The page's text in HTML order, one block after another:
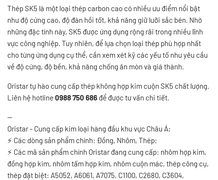
Thép SK5 là một loại thép carbon cao có nhiều ưu điểm nổi bật
như độ cứng cao, độ đàn hồi tốt, khả năng giữ lưỡi sắc bén. Nhờ
những đặc tính này, SK5 được ứng dụng rộng rãi trong nhiều lĩnh
vực công nghiệp. Tuy nhiên, để lựa chọn loại thép phù hợp nhất
cho từng ứng dụng cụ thể, cần xem xét kỹ các yếu tố như yêu cầu
về độ cứng, độ bền, khả năng chống ăn mòn và giá thành.
Oristar tự hào cung cấp thép không hợp kim cuộn SK5 chất lượng.
Liên hệ hotline 0988 750 686 để được tư vấn chi tiết.
--
Oristar - Cung cấp kim loại hàng đầu khu vực Châu Á;
⚡ Các dòng sản phẩm chính: Đồng, Nhôm, Thép;
⚡ Các mã sản phẩm chính Oristar đang cung cấp: nhôm hợp kim,
đồng hợp kim, nhôm tấm hợp kim, nhôm cuộn mác, thép công cụ,
thép đặt biệt: A5052, A6061, A7075, C1100, C2680, C3604,